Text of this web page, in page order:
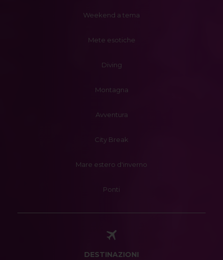
Weekend a tema
Mete esotiche
Diving
Montagna
Avventura
City Break
Mare estero d'inverno
Ponti
DESTINAZIONI